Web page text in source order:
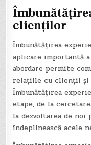
clienților
Îmbunătățirea
aplicare importantă
abordare permite
relațiile cu clienții și
Îmbunătățirea
etape, de la
la dezvoltarea de noi
îndeplinească acele